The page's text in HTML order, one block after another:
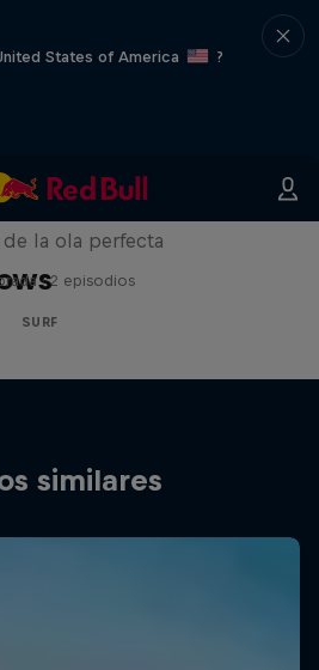
States of America
?
Foot Plus
de la ola perfecta
· 2 episodios
SURF
similares